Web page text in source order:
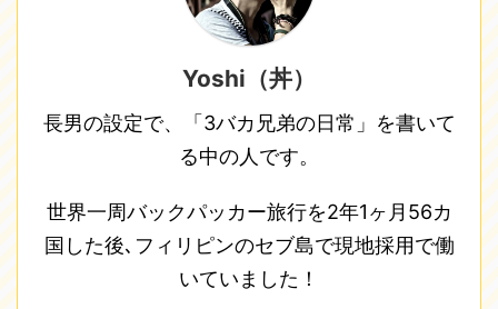
Yoshi（丼）
長男の設定で、「3バカ兄弟の日常」を書いて
る中の人です。
世界一周バックパッカー旅行を2年1ヶ月56カ
国した後､フィリピンのセブ島で現地採用で働
いていました！